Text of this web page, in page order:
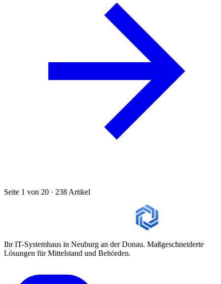
Seite 1 von 20 · 238 Artikel
Ihr IT-Systemhaus in Neuburg an der Donau. Maßgeschneiderte
Lösungen für Mittelstand und Behörden.